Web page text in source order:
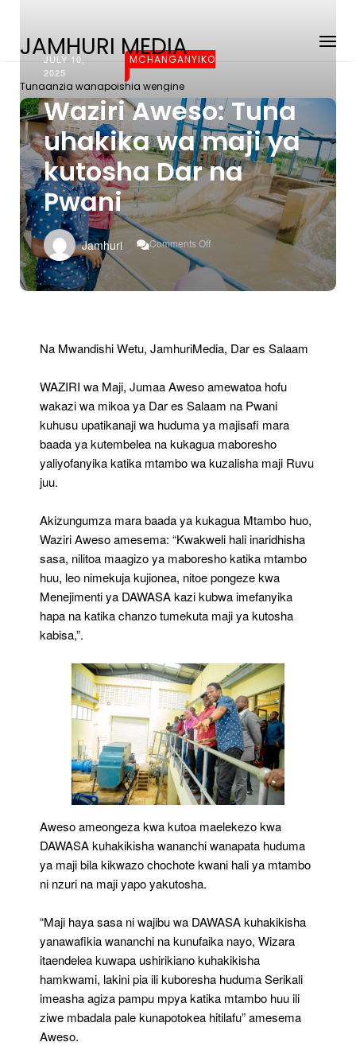
JAMHURI MEDIA
Tunaanzia wanapoishia wengine
JULY 10,
2025
MCHANGANYIKO
Waziri Aweso: Tuna
uhakika wa maji ya
kutosha Dar na
Pwani
Jamhuri Comments Off
Aweso:
Tuna
Ya
Kutosha
Na
Pwani
Na Mwandishi Wetu, JamhuriMedia, Dar es Salaam
WAZIRI wa Maji, Jumaa Aweso amewatoa hofu
wakazi wa mikoa ya Dar es Salaam na Pwani
kuhusu upatikanaji wa huduma ya majisafi mara
baada ya kutembelea na kukagua maboresho
yaliyofanyika katika mtambo wa kuzalisha maji Ruvu
juu.
Akizungumza mara baada ya kukagua Mtambo huo,
Waziri Aweso amesema: “Kwakweli hali inaridhisha
sasa, nilitoa maagizo ya maboresho katika mtambo
huu, leo nimekuja kujionea, nitoe pongeze kwa
Menejimenti ya DAWASA kazi kubwa imefanyika
hapa na katika chanzo tumekuta maji ya kutosha
kabisa,”.
Aweso ameongeza kwa kutoa maelekezo kwa
DAWASA kuhakikisha wananchi wanapata huduma
ya maji bila kikwazo chochote kwani hali ya mtambo
ni nzuri na maji yapo yakutosha.
“Maji haya sasa ni wajibu wa DAWASA kuhakikisha
yanawafikia wananchi na kunufaika nayo, Wizara
itaendelea kuwapa ushirikiano kuhakikisha
hamkwami, lakini pia ili kuboresha huduma Serikali
imeasha agiza pampu mpya katika mtambo huu ili
ziwe mbadala pale kunapotokea hitilafu” amesema
Aweso.